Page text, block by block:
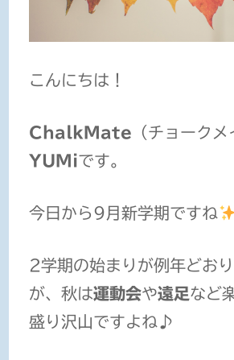
こんにちは！
ChalkMate （チョーク
YUMiです。
今日から9月新学期ですね
2学期の始まりが例年どお
が、秋は運動会や遠足など
盛り沢山ですよね♪